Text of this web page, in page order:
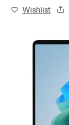
Wishlist